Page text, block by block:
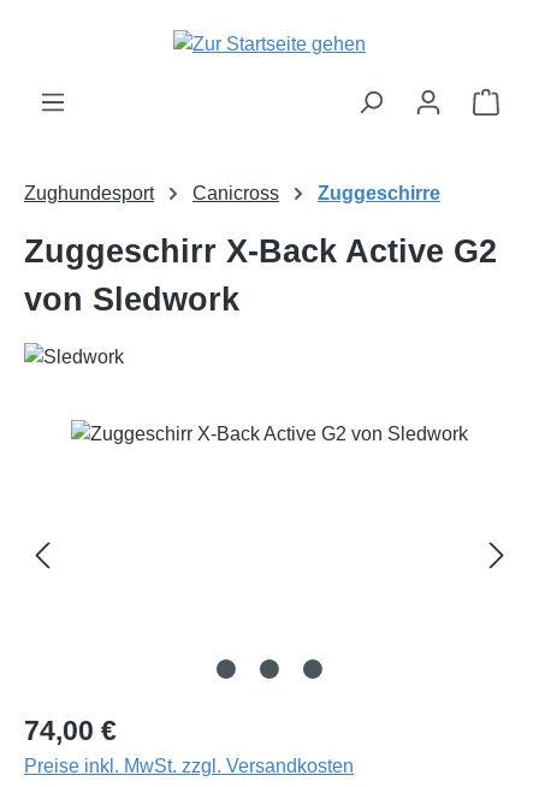
Zum Hauptinhalt springen
Zughundesport Canicross Zuggeschirre
Zuggeschirr X-Back Active G2
von Sledwork
Bildergalerie überspringen
Regulärer Preis:
74,00 €
Preise inkl. MwSt. zzgl. Versandkosten